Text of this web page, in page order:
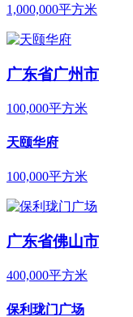
1,000,000平方米
广东省广州市
100,000平方米
天颐华府
100,000平方米
广东省佛山市
400,000平方米
保利珑门广场